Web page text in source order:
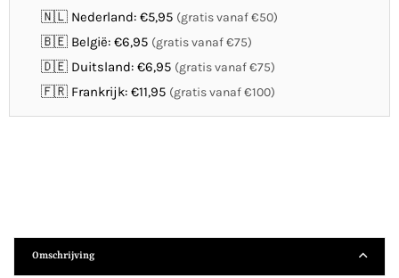
🇳🇱 Nederland: €5,95 (gratis vanaf €50)
🇧🇪 België: €6,95 (gratis vanaf €75)
🇩🇪 Duitsland: €6,95 (gratis vanaf €75)
🇫🇷 Frankrijk: €11,95 (gratis vanaf €100)
Omschrijving